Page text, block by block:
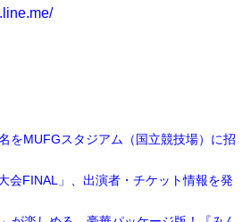
をMUFGスタジアム（国立競技場）に招
会FINAL」、出演者・チケット情報を発